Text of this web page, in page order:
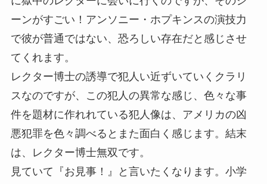
ーンがすごい！アンソニー・ホプキンスの演技力
で彼が普通ではない、恐ろしい存在だと感じさせ
てくれます。
レクター博士の誘導で犯人い近ずいていくクラリ
スなのですが、この犯人の異常な感じ、色々な事
件を題材に作れれている犯人像は、アメリカの凶
悪犯罪を色々調べるとまた面白く感じます。結末
は、レクター博士無双です。
見ていて『お見事！』と言いたくなります。小学